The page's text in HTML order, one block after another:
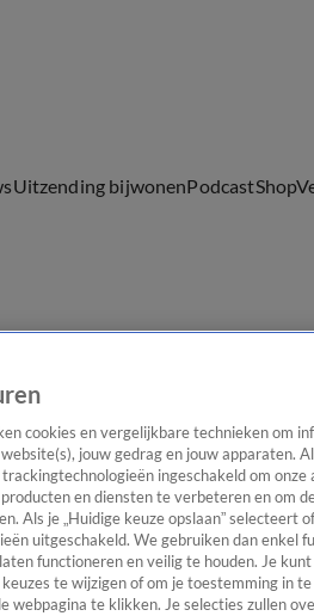
Uitzending bijwonenPodcastShop
cookies en vergelijkbare technieken om
jouw gedrag en jouw apparaten.
ingeschakeld om
en diensten te verbeteren en om
Als je „Huidige keuze opslaan” selecteert
uitgeschakeld. We gebruiken dan enkel
functioneren en veilig te houden. Je
te wijzigen of om je toestemming in
webpagina te klikken. Je selecties zullen